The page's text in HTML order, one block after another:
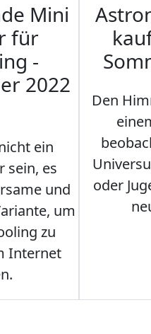
Mini
für
-
2022
ein
sein, es
und
um
zu
Internet
Den
oder